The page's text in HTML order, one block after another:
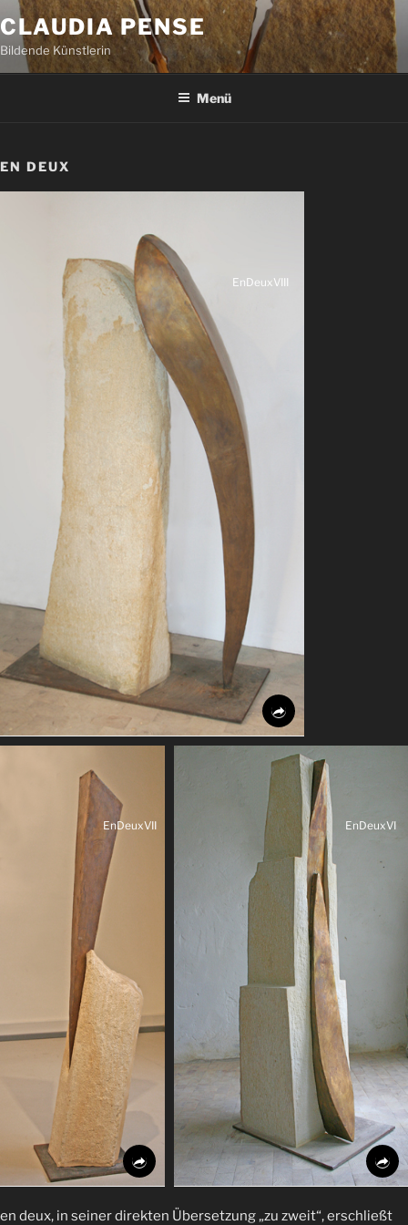
Zum
Inhalt
springen
CLAUDIA PENSE
Bildende Künstlerin
Menü
EN DEUX
EnDeuxVIII
EnDeuxVII EnDeuxVI
en deux, in seiner direkten Übersetzung „zu zweit“, erschließt